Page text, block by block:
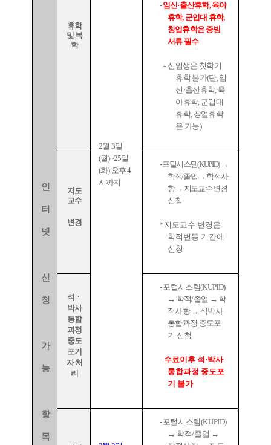
인
터
넷
신
청
가
능
항
목
휴학
및 복
학
2월 3일
(월)~25일
(화) 오후4
시까지
-임신·출산휴학,육아
휴학, 군입대 휴학,
창업휴학은 증빙
서류 필수
- 신입생은 첫학기
휴학 불가(단,임
신 ·출산휴학, 육
아휴학, 군입대
휴학, 창업휴학
은 가능)
지도
교수
변경
-포털시스템(KUPID) →
학적/졸업 → 학적사
항→ 지도교수 변경
신청
*지도교수 변경은
학적변동 기간에
신청
석ㆍ
박사
통합
과정
중도
포기
자 처
리
-포털시스템(KUPID)
→ 학적/졸업 → 학
적사항 → 석박사
통합과정 중도포
기 신청
- 수료이후 석 ·박사
통합과정 중도포
기 불가
-포털시스템(KUPID)
→ 학적/졸업 →